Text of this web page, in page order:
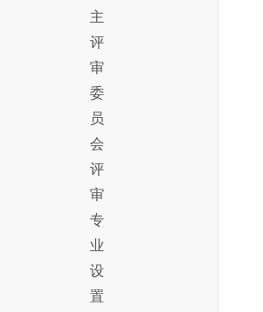
主
评
审
委
员
会
评
审
专
业
设
置